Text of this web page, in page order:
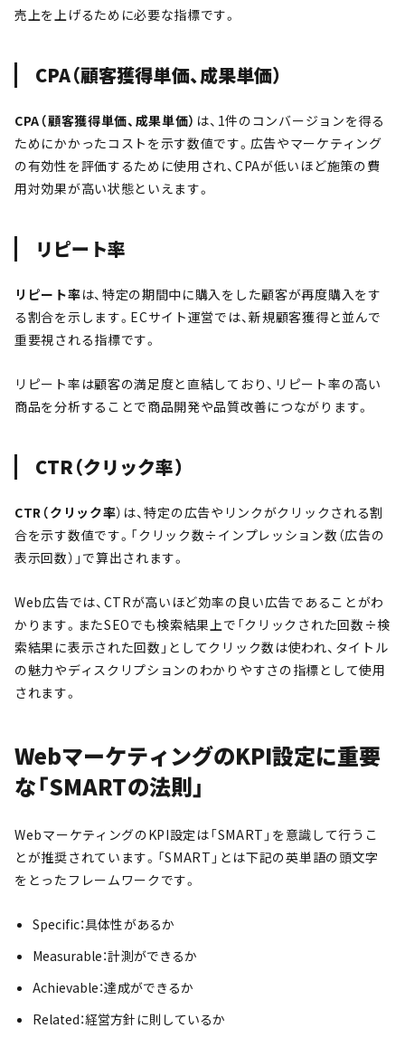
売上を上げるために必要な指標です。
CPA（顧客獲得単価、成果単価）
CPA（顧客獲得単価、成果単価） は、1件のコンバージョンを得る
ためにかかったコストを示す数値です。広告やマーケティング
の有効性を評価するために使用され、CPAが低いほど施策の費
用対効果が高い状態といえます。
リピート率
リピート率は、特定の期間中に購入をした顧客が再度購入をす
る割合を示します。ECサイト運営では、新規顧客獲得と並んで
重要視される指標です。
リピート率は顧客の満足度と直結しており、リピート率の高い
商品を分析することで商品開発や品質改善につながります。
CTR（クリック率）
CTR（クリック率）は、特定の広告やリンクがクリックされる割
合を示す数値です。「クリック数÷インプレッション数（広告の
表示回数）」で算出されます。
Web広告では、CTRが高いほど効率の良い広告であることがわ
かります。またSEOでも検索結果上で「クリックされた回数÷検
索結果に表示された回数」としてクリック数は使われ、タイトル
の魅力やディスクリプションのわかりやすさの指標として使用
されます。
WebマーケティングのKPI設定に重要
な「SMARTの法則」
WebマーケティングのKPI設定は「SMART」を意識して行うこ
とが推奨されています。「SMART」とは下記の英単語の頭文字
をとったフレームワークです。
Specific：具体性があるか
Measurable：計測ができるか
Achievable：達成ができるか
Related：経営方針に則しているか